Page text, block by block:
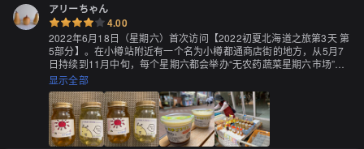
アリーちゃん
4.00
2022年6月18日（星期六）首次访问【2022初夏北海道之旅第3天 第
5部分】。在小樽站附近有一个名为小樽都通商店街的地方，从5月7
日持续到11月中旬，每个星期六都会举办“无农药蔬菜星期六市场”
（上午11点开始，直到售完为止）。这次早市的目标是参观“滝下农
园（养蜂园）”的摊位。小樽都通商店街是北海道第二古老的有拱顶的
商店街，于2021年庆祝了其成立100周年。尽管距离小樽站只有几分
钟的步行路程，但这里有一种独特的魅力和氛围。由于没有停车场，
最好使用附近的投币停车场等。我们通常在访问小樽站时都会使用小
樽站前广场停车场。发现这个早市是因为我提前给“滝下农园”打电话
显示全部